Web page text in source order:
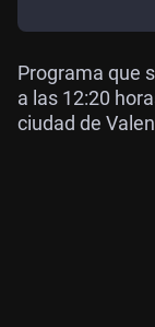
Programa que
a las 12:20
ciudad de